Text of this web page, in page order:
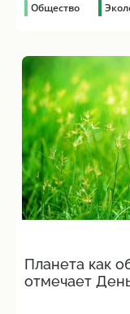
Общество
Планета как
отмечает